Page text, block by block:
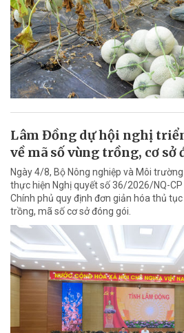
Lâm Đồng dự hội nghị
về mã số vùng trồng, cơ sở
Ngày 4/8, Bộ Nông nghiệp và Môi
thực hiện Nghị quyết số 36/2026/NQ-
Chính phủ quy định đơn giản hóa thủ
trồng, mã số cơ sở đóng gói.